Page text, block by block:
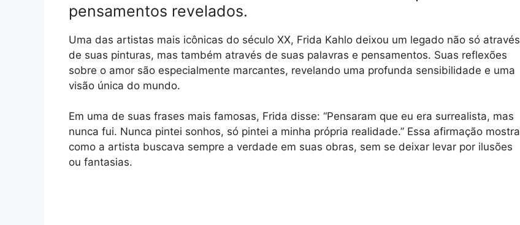
pensamentos revelados.
Uma das artistas mais icônicas do século XX, Frida Kahlo deixou um legado não só através
de suas pinturas, mas também através de suas palavras e pensamentos. Suas reflexões
sobre o amor são especialmente marcantes, revelando uma profunda sensibilidade e uma
visão única do mundo.
Em uma de suas frases mais famosas, Frida disse: “Pensaram que eu era surrealista, mas
nunca fui. Nunca pintei sonhos, só pintei a minha própria realidade.” Essa afirmação mostra
como a artista buscava sempre a verdade em suas obras, sem se deixar levar por ilusões
ou fantasias.